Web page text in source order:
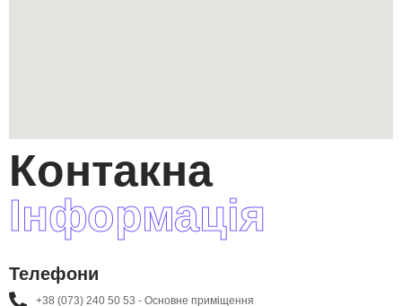
Контакна
Інформація
Телефони
+38 (073) 240 50 53 - Основне приміщення